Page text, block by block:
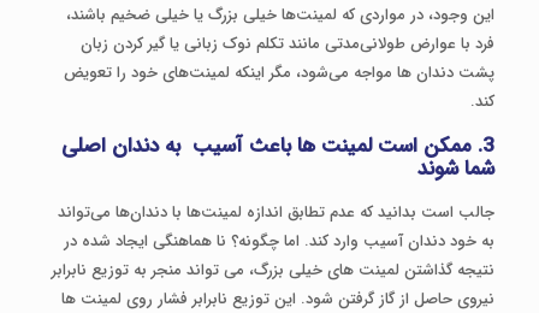
این وجود، در مواردی که لمینت‌ها خیلی بزرگ یا خیلی ضخیم باشند،
فرد با عوارض طولانی‌مدتی مانند تکلم نوک زبانی یا گیر کردن زبان
پشت دندان ها مواجه می‌شود، مگر اینکه لمینت‌های خود را تعویض
کند.
3. ممکن است لمینت ها باعث آسیب به دندان اصلی
شما شوند
جالب است بدانید که عدم تطابق اندازه لمینت‌ها با دندان‌ها می‌تواند
به خود دندان آسیب وارد کند. اما چگونه؟ نا هماهنگی ایجاد شده در
نتیجه گذاشتن لمینت های خیلی بزرگ، می تواند منجر به توزیع نابرابر
نیروی حاصل از گاز گرفتن شود. این توزیع نابرابر فشار روی لمینت ها